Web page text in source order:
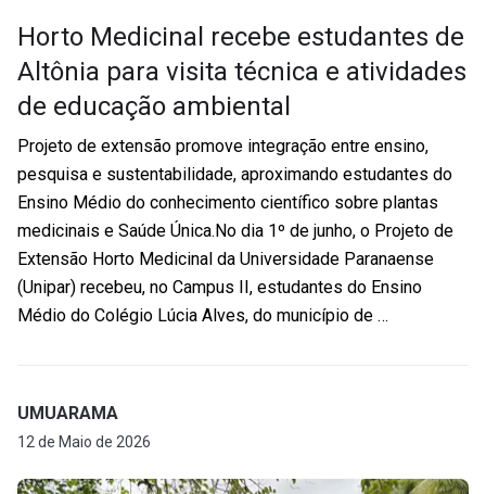
Horto Medicinal recebe estudantes de
Altônia para visita técnica e atividades
de educação ambiental
Projeto de extensão promove integração entre ensino,
pesquisa e sustentabilidade, aproximando estudantes do
Ensino Médio do conhecimento científico sobre plantas
medicinais e Saúde Única.No dia 1º de junho, o Projeto de
Extensão Horto Medicinal da Universidade Paranaense
(Unipar) recebeu, no Campus II, estudantes do Ensino
Médio do Colégio Lúcia Alves, do município de …
UMUARAMA
12 de Maio de 2026